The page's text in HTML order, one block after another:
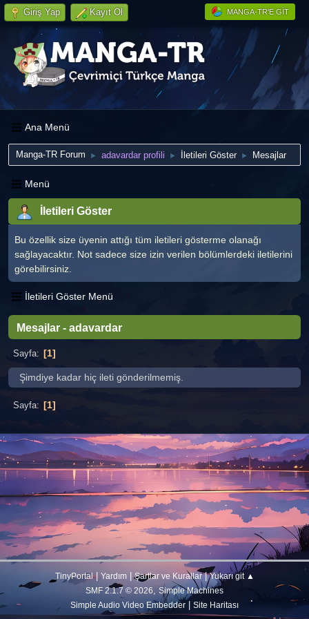
MANGA-TR'E GIT
Giriş Yap Kayıt Ol
Ana Menü
Manga-TR Forum ► adavardar profili ► İletileri Göster ► Mesajlar
Menü
İletileri Göster
Bu özellik size üyenin attığı tüm iletileri gösterme olanağı
sağlayacaktır. Not sadece size izin verilen bölümlerdeki iletilerini
görebilirsiniz.
İletileri Göster Menü
Mesajlar - adavardar
Sayfa 1
Şimdiye kadar hiç ileti gönderilmemiş.
Sayfa 1
TinyPortal| Yardım|Şartlar ve Kurallar|Yukarı git ▲
SMF 2.1.7 © 2026, Simple Machines
Simple Audio Video Embedder
Site Haritası